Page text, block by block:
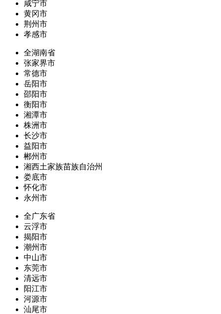
咸宁市
黄冈市
荆州市
孝感市
全湖南省
张家界市
常德市
岳阳市
邵阳市
衡阳市
湘潭市
株洲市
长沙市
益阳市
郴州市
湘西土家族苗族自治州
娄底市
怀化市
永州市
全广东省
云浮市
揭阳市
潮州市
中山市
东莞市
清远市
阳江市
河源市
汕尾市